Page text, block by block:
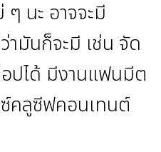
นะ อาจจะมี
มันก็จะมี เช่น จัด
ปได้ มีงานแฟนมีต
คลูซีฟคอนเทนต์